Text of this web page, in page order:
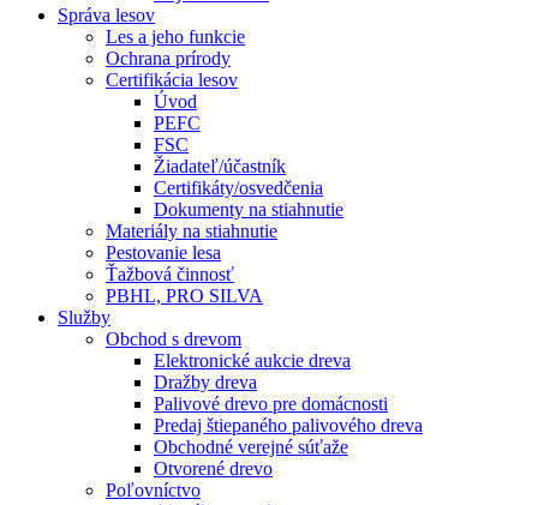
Správa lesov
Les a jeho funkcie
Ochrana prírody
Certifikácia lesov
Úvod
PEFC
FSC
Žiadateľ/účastník
Certifikáty/osvedčenia
Dokumenty na stiahnutie
Materiály na stiahnutie
Pestovanie lesa
Ťažbová činnosť
PBHL, PRO SILVA
Služby
Obchod s drevom
Elektronické aukcie dreva
Dražby dreva
Palivové drevo pre domácnosti
Predaj štiepaného palivového dreva
Obchodné verejné súťaže
Otvorené drevo
Poľovníctvo